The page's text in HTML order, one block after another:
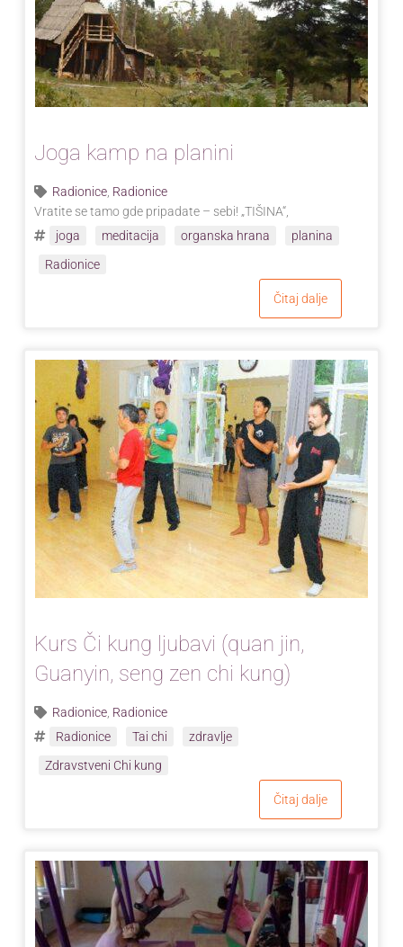
Joga kamp na planini
Radionice Radionice
Vratite se tamo gde pripadate – sebi! „TIŠINA“,
joga
meditacija organska hrana
planina
Radionice
Čitaj dalje
Kurs Či kung ljubavi (quan jin,
Guanyin, seng zen chi kung)
Radionice Radionice
Radionice
Tai chi
zdravlje
Zdravstveni Chi kung
Čitaj dalje